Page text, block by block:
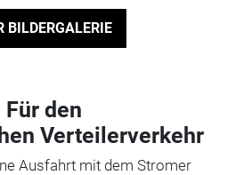
BILDERGALERIE
Für den
Verteilerverkehr
Ausfahrt mit dem Stromer